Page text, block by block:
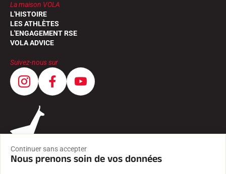
La maison VOLA
L'HISTOIRE
LES ATHLÈTES
L'ENGAGEMENT RSE
VOLA ADVICE
Suivez-nous sur
Continuer sans accepter
Nous prenons soin de vos données